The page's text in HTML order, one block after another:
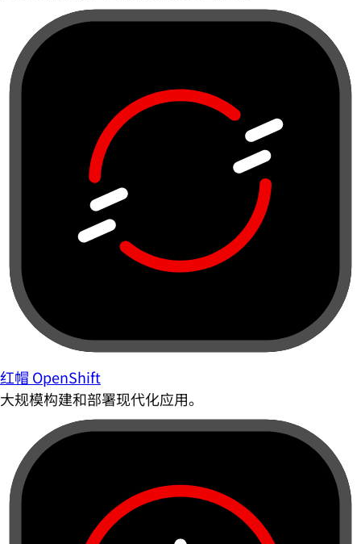
红帽 OpenShift
大规模构建和部署现代化应用。